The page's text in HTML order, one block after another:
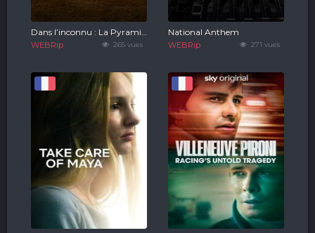
265 vues
Dans l’inconnu : La Pyramide Perdue
WEBRip 271 vues
National Anthem
WEBRip